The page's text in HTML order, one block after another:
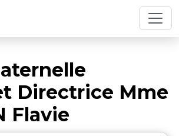
Directrice Mme
Flavie